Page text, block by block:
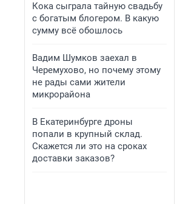
Кока сыграла тайную свадьбу
с богатым блогером. В какую
сумму всё обошлось
Вадим Шумков заехал в
Черемухово, но почему этому
не рады сами жители
микрорайона
В Екатеринбурге дроны
попали в крупный склад.
Скажется ли это на сроках
доставки заказов?